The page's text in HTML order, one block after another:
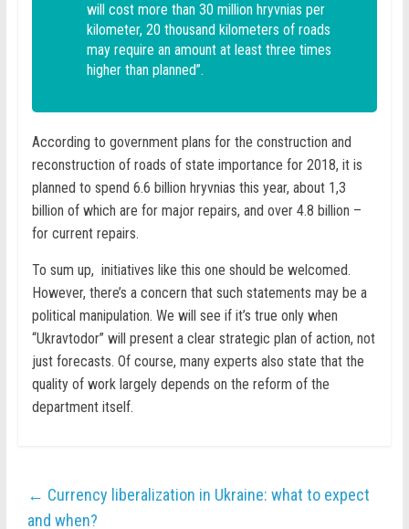
will cost more than 30 million hryvnias per
kilometer, 20 thousand kilometers of roads
may require an amount at least three times
higher than planned”.
According to government plans for the construction and
reconstruction of roads of state importance for 2018, it is
planned to spend 6.6 billion hryvnias this year, about 1,3
billion of which are for major repairs, and over 4.8 billion –
for current repairs.
To sum up, initiatives like this one should be welcomed.
However, there’s a concern that such statements may be a
political manipulation. We will see if it’s true only when
“Ukravtodor” will present a clear strategic plan of action, not
just forecasts. Of course, many experts also state that the
quality of work largely depends on the reform of the
department itself.
← Currency liberalization in Ukraine: what to expect
and when?